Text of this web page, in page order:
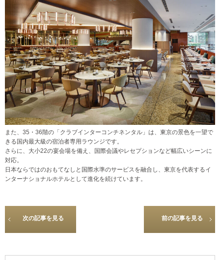
また、35・36階の「クラブインターコンチネンタル」は、東京の景色を一望で
きる国内最大級の宿泊者専用ラウンジです。
さらに、大小22の宴会場を備え、国際会議やレセプションなど幅広いシーンに
対応。
日本ならではのおもてなしと国際水準のサービスを融合し、東京を代表するイ
ンターナショナルホテルとして進化を続けています。
次の記事を見る 前の記事を見る